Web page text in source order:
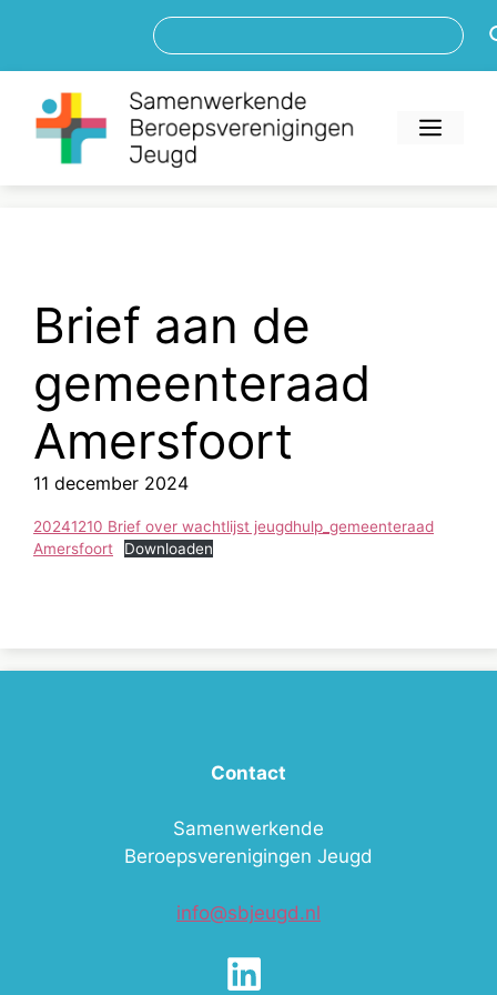
de
inhoud
Brief aan de
gemeenteraad
Amersfoort
11 december 2024
20241210 Brief over wachtlijst jeugdhulp_gemeenteraad
Amersfoort
Downloaden
Contact
Samenwerkende
Beroepsverenigingen Jeugd
info@sbjeugd.nl